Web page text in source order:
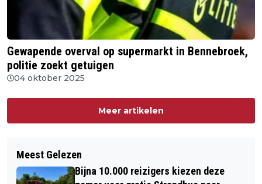
Gewapende overval op supermarkt in Bennebroek,
politie zoekt getuigen
04 oktober 2025
Meer artikelen
Meest Gelezen
Bijna 10.000 reizigers kiezen deze